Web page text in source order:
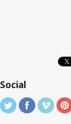
Social